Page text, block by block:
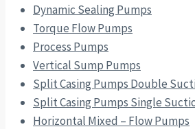
Dynamic Sealing Pumps
Torque Flow Pumps
Process Pumps
Vertical Sump Pumps
Split Casing Pumps Double
Split Casing Pumps Single
Horizontal Mixed – Flow Pumps